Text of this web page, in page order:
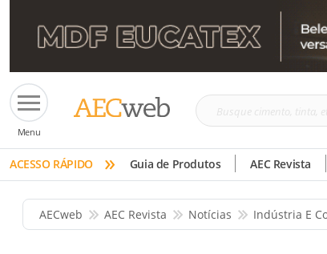
Menu
Busque
tinta,
etc
ACESSO RÁPIDO » Guia de Produtos AEC Revista
AECweb AEC Revista Notícias Indústria E